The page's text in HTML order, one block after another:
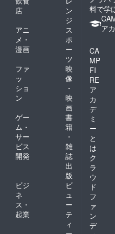
店
ン
ジ
アニ
メ・
漫画
ス
ポ
ー
ツ
ファ
ッ
ショ
ン
映
像
・
映
画
ゲー
ム・
サー
ビス
開発
書
籍
・
雑
誌
出
版
ビジ
ネ
ス・
起業
ビ
ュ
ー
テ
ィ
料で学
ア
CA
MP
FI
RE
ア
カ
デ
ミ
ー
と
は
ク
ラ
ウ
ド
フ
ァ
ン
デ